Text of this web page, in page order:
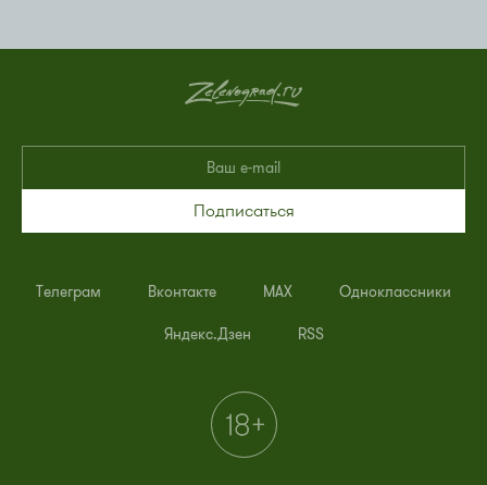
Подписаться
Телеграм Вконтакте MAX Одноклассники
Яндекс.Дзен RSS